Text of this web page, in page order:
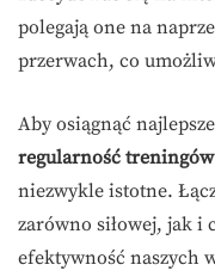
polegają one na
przerwach, co
Aby osiągnąć
regularność treningów
niezwykle istotne.
zarówno siłowej, jak i
efektywność naszych